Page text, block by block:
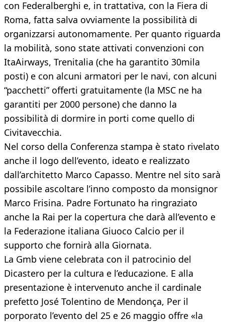
con Federalberghi e, in trattativa, con la Fiera di
Roma, fatta salva ovviamente la possibilità di
organizzarsi autonomamente. Per quanto riguarda
la mobilità, sono state attivati convenzioni con
ItaAirways, Trenitalia (che ha garantito 30mila
posti) e con alcuni armatori per le navi, con alcuni
“pacchetti” offerti gratuitamente (la MSC ne ha
garantiti per 2000 persone) che danno la
possibilità di dormire in porti come quello di
Civitavecchia.
Nel corso della Conferenza stampa è stato rivelato
anche il logo dell’evento, ideato e realizzato
dall’architetto Marco Capasso. Mentre nel sito sarà
possibile ascoltare l’inno composto da monsignor
Marco Frisina. Padre Fortunato ha ringraziato
anche la Rai per la copertura che darà all’evento e
la Federazione italiana Giuoco Calcio per il
supporto che fornirà alla Giornata.
La Gmb viene celebrata con il patrocinio del
Dicastero per la cultura e l’educazione. E alla
presentazione è intervenuto anche il cardinale
prefetto José Tolentino de Mendonça, Per il
porporato l’evento del 25 e 26 maggio offre «la